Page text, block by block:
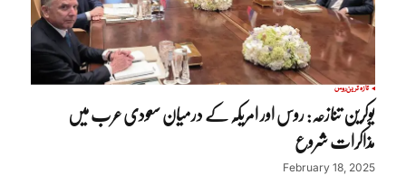
تازہ ترینروس
یوکرین تنازعہ: روس اور امریکہ کے درمیان سعودی عرب میں
مذاکرات شروع
February 18, 2025